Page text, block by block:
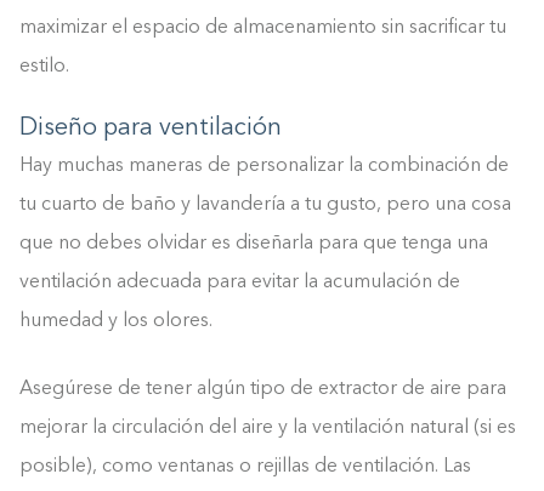
maximizar el espacio de almacenamiento sin sacrificar tu
estilo.
Diseño para ventilación
Hay muchas maneras de personalizar la combinación de
tu cuarto de baño y lavandería a tu gusto, pero una cosa
que no debes olvidar es diseñarla para que tenga una
ventilación adecuada para evitar la acumulación de
humedad y los olores.
Asegúrese de tener algún tipo de extractor de aire para
mejorar la circulación del aire y la ventilación natural (si es
posible), como ventanas o rejillas de ventilación. Las